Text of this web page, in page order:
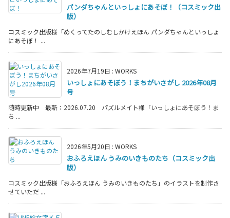
パンダちゃんといっしょにあそぼ！（コスミック出
版）
コスミック出版様「めくってたのしむしかけえほん パンダちゃんといっしょ
にあそぼ！ ...
2026年7月19日 : WORKS
いっしょにあそぼう！まちがいさがし 2026年08月
号
随時更新中 最新：2026.07.20 パズルメイト様「いっしょにあそぼう！ま
ち ...
2026年5月20日 : WORKS
おふろえほん うみのいきものたち（コスミック出
版）
コスミック出版様「おふろえほん うみのいきものたち」のイラストを制作さ
せていただ ...